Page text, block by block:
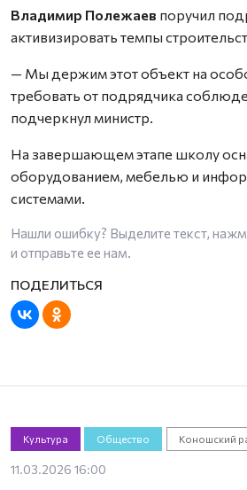
Владимир Полежаев поручил
активизировать темпы
— Мы держим этот объект на
требовать от подрядчика
подчеркнул министр.
На завершающем этапе школу
оборудованием, мебелью и
системами.
Нашли ошибку? Выделите текст,
и отправьте ее нам.
Культура Общество Коношский
11.03.2026 16:00